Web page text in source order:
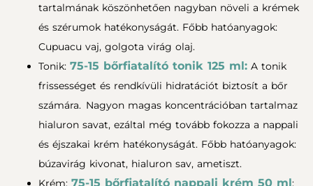
tartalmának köszönhetően nagyban növeli a krémek
és szérumok hatékonyságát. Főbb hatóanyagok:
Cupuacu vaj, golgota virág olaj.
Tonik: 75-15 bőrfiatalító tonik 125 ml: A tonik
frissességet és rendkívüli hidratációt biztosít a bőr
számára. Nagyon magas koncentrációban tartalmaz
hialuron savat, ezáltal még tovább fokozza a nappali
és éjszakai krém hatékonyságát. Főbb hatóanyagok:
búzavirág kivonat, hialuron sav, ametiszt.
Krém: 75-15 bőrfiatalító nappali krém 50 ml: